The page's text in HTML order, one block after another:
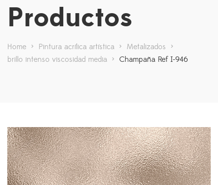
Productos
Home > Pintura acrílica artística > Metalizados >
brillo intenso viscosidad media > Champaña Ref I-946